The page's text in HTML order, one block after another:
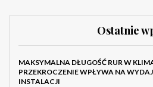
Ostatnie
MAKSYMALNA DŁUGOŚĆ RUR W
PRZEKROCZENIE WPŁYWA NA
INSTALACJI